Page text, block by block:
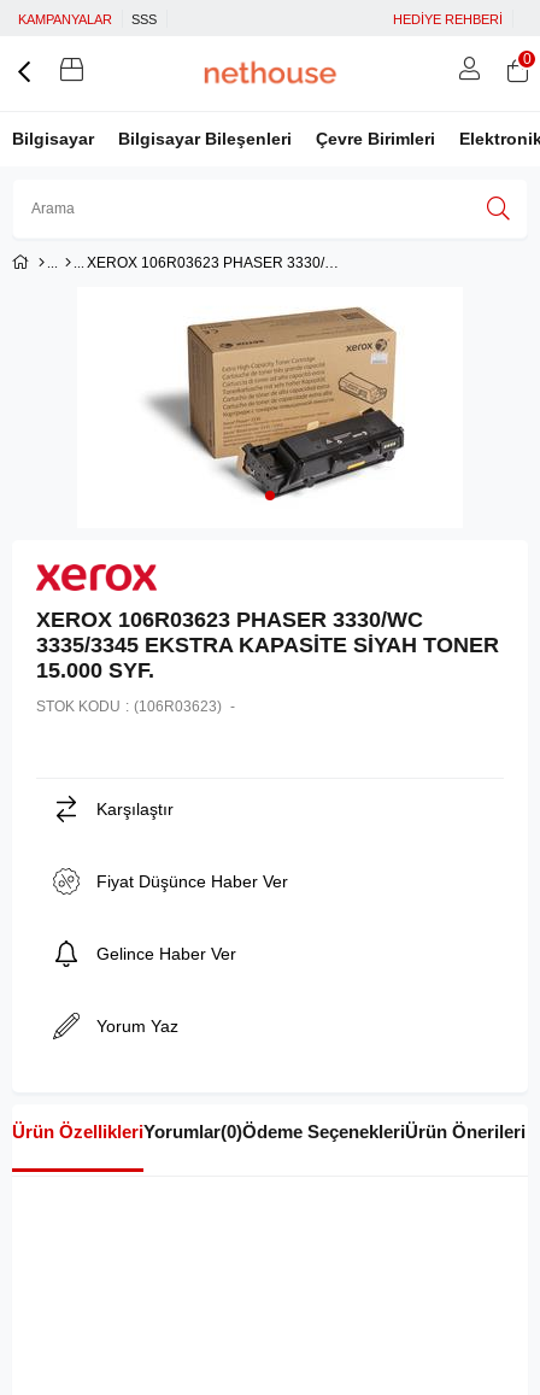
KAMPANYALAR SSS HEDİYE REHBERİ
Bilgisayar Bilgisayar Bileşenleri Çevre Birimleri
Google İle Bağlan
0
XEROX 106R03623 PHASER 3330/WC 3335/3345 EKSTRA KAPASİTE SİYAH TONER 15.000 SYF.
XEROX 106R03623 PHASER 3330/WC
3335/3345 EKSTRA KAPASİTE SİYAH TONER
15.000 SYF.
STOK KODU (106R03623)
Karşılaştır
Fiyat Düşünce Haber Ver
Gelince Haber Ver
Yorum Yaz
Ürün ÖzellikleriYorumlar(0)Ödeme SeçenekleriÜrün Önerileri